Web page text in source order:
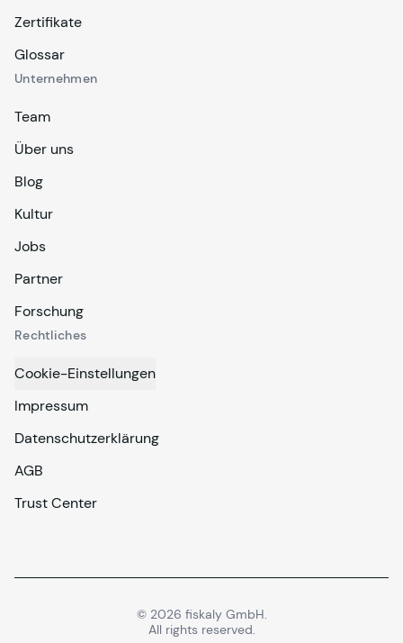
Zertifikate
Glossar
Unternehmen
Team
Über uns
Blog
Kultur
Jobs
Partner
Forschung
Rechtliches
Cookie-Einstellungen
Impressum
Datenschutzerklärung
AGB
Trust Center
© 2026 fiskaly GmbH.
All rights reserved.